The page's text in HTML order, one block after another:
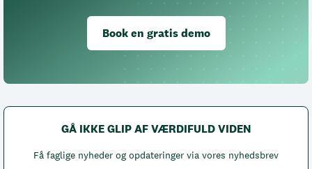
Book en gratis demo
GÅ IKKE GLIP AF VÆRDIFULD VIDEN
Få faglige nyheder og opdateringer via vores nyhedsbrev